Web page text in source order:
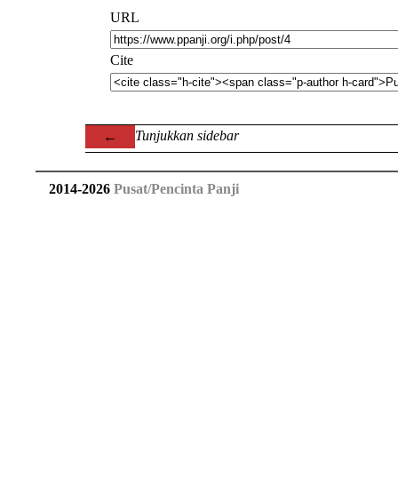
URL
Cite
← Tunjukkan sidebar
2014-2026 Pusat/Pencinta Panji